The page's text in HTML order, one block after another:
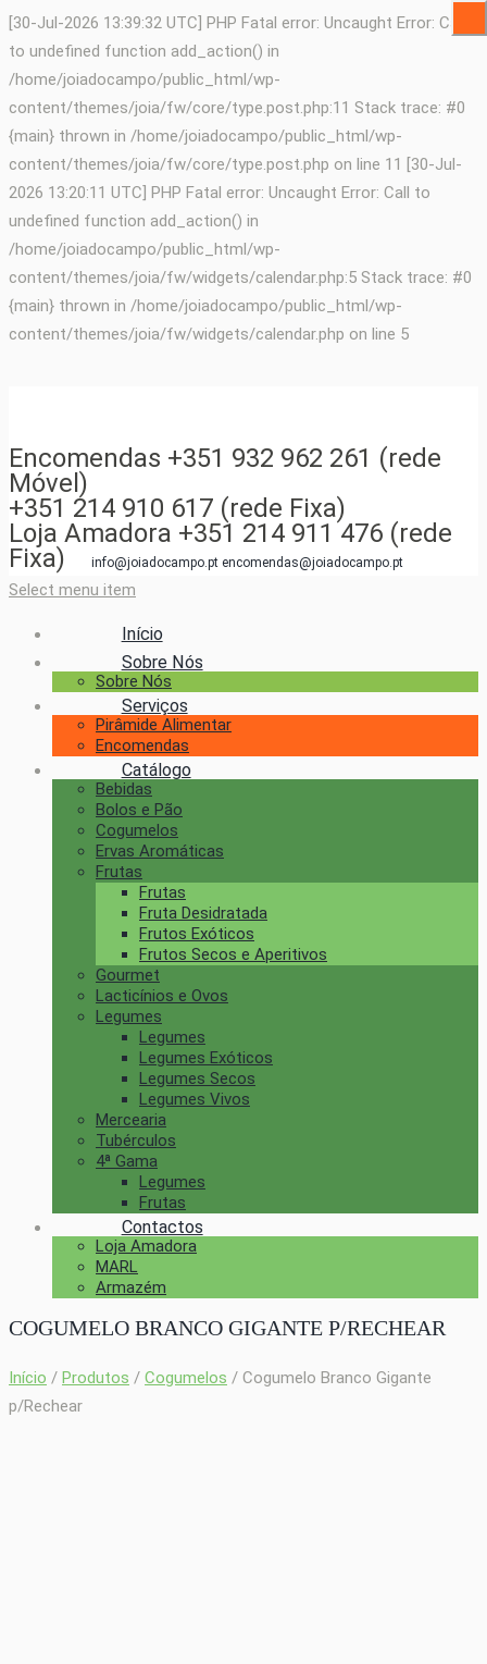
[30-Jul-2026 13:39:32 UTC] PHP Fatal error: Uncaught Error: Call
to undefined function add_action() in
/home/joiadocampo/public_html/wp-
content/themes/joia/fw/core/type.post.php:11 Stack trace: #0
{main} thrown in /home/joiadocampo/public_html/wp-
content/themes/joia/fw/core/type.post.php on line 11 [30-Jul-
2026 13:20:11 UTC] PHP Fatal error: Uncaught Error: Call to
undefined function add_action() in
/home/joiadocampo/public_html/wp-
content/themes/joia/fw/widgets/calendar.php:5 Stack trace: #0
{main} thrown in /home/joiadocampo/public_html/wp-
content/themes/joia/fw/widgets/calendar.php on line 5
Encomendas +351 932 962 261 (rede
Móvel)
+351 214 910 617 (rede Fixa)
Loja Amadora +351 214 911 476 (rede
Fixa)
info@joiadocampo.pt encomendas@joiadocampo.pt
Select menu item
Início
Sobre Nós
Sobre Nós
Serviços
Pirâmide Alimentar
Encomendas
Catálogo
Bebidas
Bolos e Pão
Cogumelos
Ervas Aromáticas
Frutas
Frutas
Fruta Desidratada
Frutos Exóticos
Frutos Secos e Aperitivos
Gourmet
Lacticínios e Ovos
Legumes
Legumes
Legumes Exóticos
Legumes Secos
Legumes Vivos
Mercearia
Tubérculos
4ª Gama
Legumes
Frutas
Contactos
Loja Amadora
MARL
Armazém
COGUMELO BRANCO GIGANTE P/RECHEAR
Início / Produtos / Cogumelos / Cogumelo Branco Gigante
p/Rechear